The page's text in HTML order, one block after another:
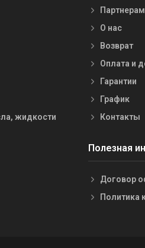
жидкости
Партнерам
О нас
Возврат
Оплата и
Гарантии
График
Контакты
Полезная
Договор
Политика